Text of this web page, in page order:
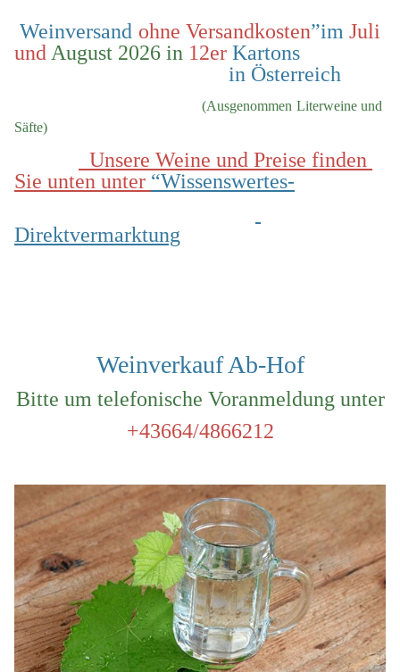
Weinversand ohne Versandkosten”im Juli
und August 2026 in 12er Kartons
                                        in Österreich
  (Ausgenommen Literweine und
Säfte)
  Unsere Weine und Preise finden
Sie unten unter “Wissenswertes-
Direktvermarktung
Weinverkauf Ab-Hof
Bitte um telefonische Voranmeldung unter
+43664/4866212